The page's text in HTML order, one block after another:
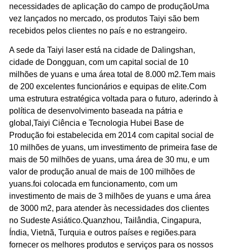
necessidades de aplicação do campo de produçãoUma
vez lançados no mercado, os produtos Taiyi são bem
recebidos pelos clientes no país e no estrangeiro.
A sede da Taiyi laser está na cidade de Dalingshan,
cidade de Dongguan, com um capital social de 10
milhões de yuans e uma área total de 8.000 m2.Tem mais
de 200 excelentes funcionários e equipas de elite.Com
uma estrutura estratégica voltada para o futuro, aderindo à
política de desenvolvimento baseada na pátria e
global,Taiyi Ciência e Tecnologia Hubei Base de
Produção foi estabelecida em 2014 com capital social de
10 milhões de yuans, um investimento de primeira fase de
mais de 50 milhões de yuans, uma área de 30 mu, e um
valor de produção anual de mais de 100 milhões de
yuans.foi colocada em funcionamento, com um
investimento de mais de 3 milhões de yuans e uma área
de 3000 m2, para atender às necessidades dos clientes
no Sudeste Asiático.Quanzhou, Tailândia, Cingapura,
Índia, Vietnã, Turquia e outros países e regiões.para
fornecer os melhores produtos e serviços para os nossos